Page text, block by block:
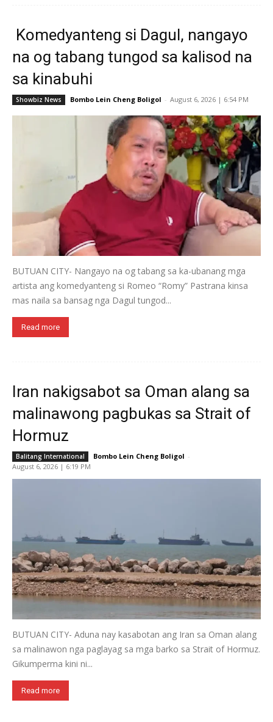
Komedyanteng si Dagul, nangayo
na og tabang tungod sa kalisod na
sa kinabuhi
Showbiz News Bombo Lein Cheng Boligol - August 6, 2026 | 6:54 PM
BUTUAN CITY- Nangayo na og tabang sa ka-ubanang mga
artista ang komedyanteng si Romeo “Romy” Pastrana kinsa
mas naila sa bansag nga Dagul tungod...
Read more
Iran nakigsabot sa Oman alang sa
malinawong pagbukas sa Strait of
Hormuz
Balitang International Bombo Lein Cheng Boligol -
August 6, 2026 | 6:19 PM
BUTUAN CITY- Aduna nay kasabotan ang Iran sa Oman alang
sa malinawon nga paglayag sa mga barko sa Strait of Hormuz.
Gikumperma kini ni...
Read more